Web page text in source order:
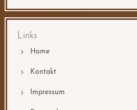
Links
Home
Kontakt
Impressum